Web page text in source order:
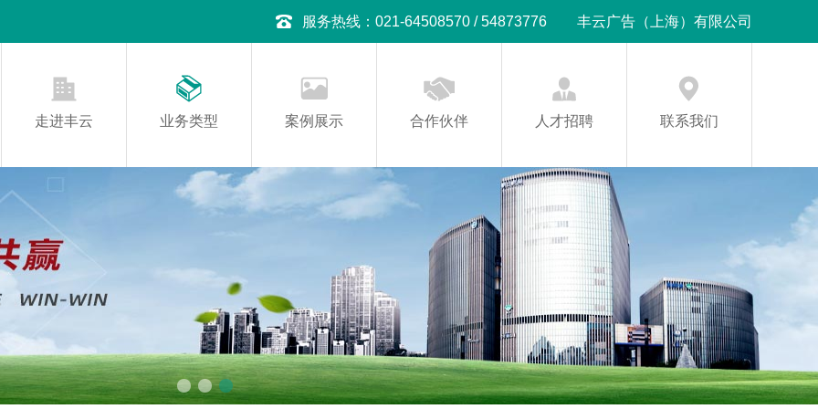
服务热线：021-64508570 / 54873776 丰云广告（上海）有限公司
走进丰云 业务类型 案例展示 合作伙伴 人才招聘 联系我们